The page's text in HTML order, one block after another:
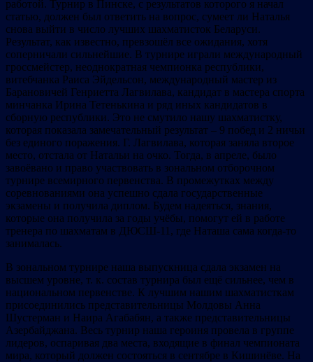
работой. Турнир в Пинске, с результатов которого я начал
статью, должен был ответить на вопрос, сумеет ли Наталья
снова выйти в число лучших шахматисток Беларуси.
Результат, как известно, превзошёл все ожидания, хотя
соперничали сильнейшие. В турнире играли международный
гроссмейстер, неоднократная чемпионка республики,
витебчанка Раиса Эйдельсон, международный мастер из
Барановичей Генриетта Лагвилава, кандидат в мастера спорта
минчанка Ирина Тетенькина и ряд иных кандидатов в
сборную республики. Это не смутило нашу шахматистку,
которая показала замечательный результат – 9 побед и 2 ничьи
без единого поражения. Г. Лагвилава, которая заняла второе
место, отстала от Натальи на очко. Тогда, в апреле, было
завоёвано и право участвовать в зональном отборочном
турнире всемирного первенства. В промежутках между
соревнованиями она успешно сдала государственные
экзамены и получила диплом. Будем надеяться, знания,
которые она получила за годы учёбы, помогут ей в работе
тренера по шахматам в ДЮСШ-11, где Наташа сама когда-то
занималась.
В зональном турнире наша выпускница сдала экзамен на
высшем уровне, т. к. состав турнира был ещё сильнее, чем в
национальном первенстве. К лучшим нашим шахматисткам
присоединились представительницы Молдовы Анна
Шустерман и Наира Агабабян, а также представительницы
Азербайджана. Весь турнир наша героиня провела в группе
лидеров, оспаривая два места, входящие в финал чемпионата
мира, который должен состояться в сентябре в Кишинёве. На